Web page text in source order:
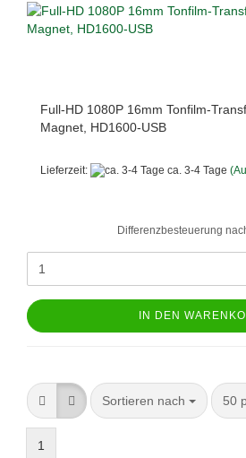
Full-HD 1080P 16mm Tonfilm-
Magnet, HD1600-USB
Lieferzeit: ca. 3-4 Tage
Differenzbesteuerung
IN DEN
Sortieren nach
Sortieren nach 50
pro
1